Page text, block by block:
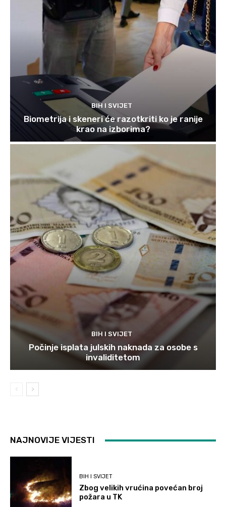
BIH I SVIJET
Biometrija i skeneri će razotkriti ko je ranije
krao na izborima?
BIH I SVIJET
Počinje isplata julskih naknada za osobe s
invaliditetom
NAJNOVIJE VIJESTI
BIH I SVIJET
Zbog velikih vrućina povećan broj
požara u TK